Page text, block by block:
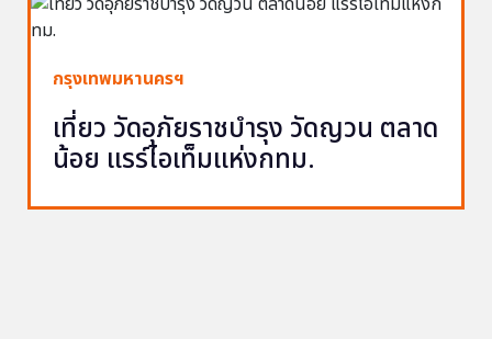
กรุงเทพมหานครฯ
เที่ยว วัดอุภัยราชบำรุง วัดญวน ตลาด
น้อย แรร์ไอเท็มแห่งกทม.